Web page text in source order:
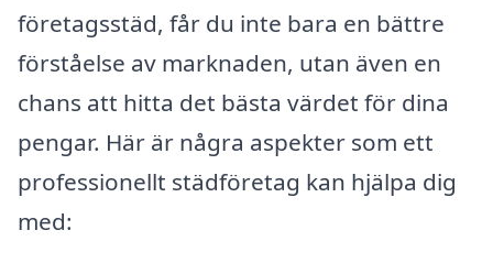
företagsstäd, får du inte bara en bättre
förståelse av marknaden, utan även en
chans att hitta det bästa värdet för dina
pengar. Här är några aspekter som ett
professionellt städföretag kan hjälpa dig
med: